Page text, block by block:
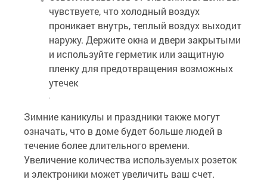
чувствуете, что холодный воздух
проникает внутрь, теплый воздух выходит
наружу. Держите окна и двери закрытыми
и используйте герметик или защитную
пленку для предотвращения возможных
утечек
.
Зимние каникулы и праздники также могут
означать, что в доме будет больше людей в
течение более длительного времени.
Увеличение количества используемых розеток
и электроники может увеличить ваш счет.